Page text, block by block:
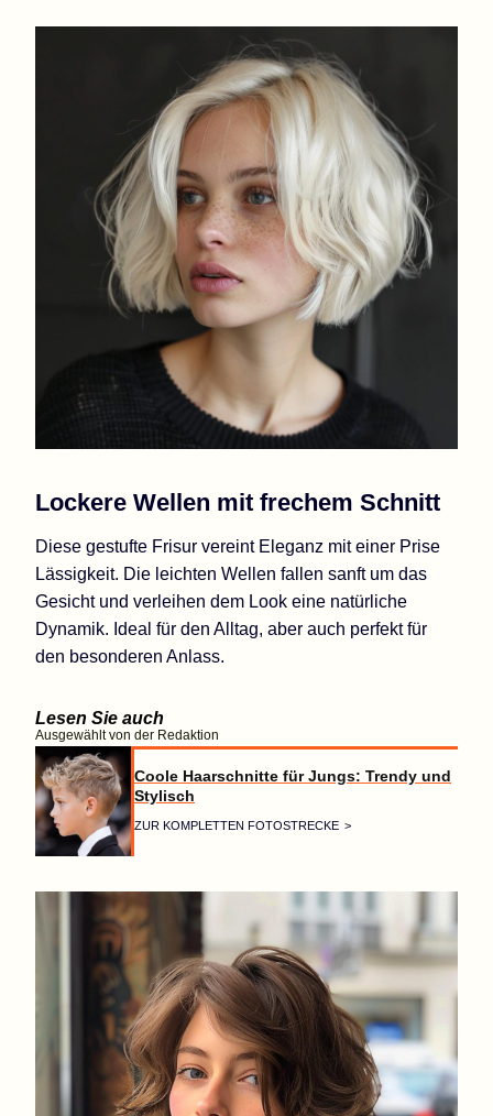
Lockere Wellen mit frechem Schnitt
Diese gestufte Frisur vereint Eleganz mit einer Prise
Lässigkeit. Die leichten Wellen fallen sanft um das
Gesicht und verleihen dem Look eine natürliche
Dynamik. Ideal für den Alltag, aber auch perfekt für
den besonderen Anlass.
Lesen Sie auch
Ausgewählt von der Redaktion
Coole Haarschnitte für Jungs: Trendy und
Stylisch
ZUR KOMPLETTEN FOTOSTRECKE